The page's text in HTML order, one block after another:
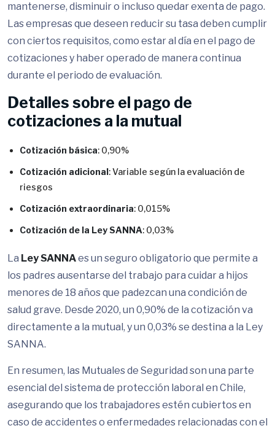
mantenerse, disminuir o incluso quedar exenta de pago.
Las empresas que deseen reducir su tasa deben cumplir
con ciertos requisitos, como estar al día en el pago de
cotizaciones y haber operado de manera continua
durante el periodo de evaluación.
Detalles sobre el pago de
cotizaciones a la mutual
Cotización básica: 0,90%
Cotización adicional: Variable según la evaluación de
riesgos
Cotización extraordinaria: 0,015%
Cotización de la Ley SANNA: 0,03%
La Ley SANNAes un seguro obligatorio que permite a
los padres ausentarse del trabajo para cuidar a hijos
menores de 18 años que padezcan una condición de
salud grave. Desde 2020, un 0,90% de la cotización va
directamente a la mutual, y un 0,03% se destina a la Ley
SANNA.
En resumen, las Mutuales de Seguridad son una parte
esencial del sistema de protección laboral en Chile,
asegurando que los trabajadores estén cubiertos en
caso de accidentes o enfermedades relacionadas con el